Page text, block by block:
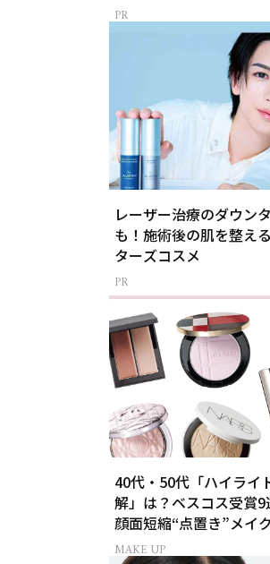
レーザー治療のダウン
も！施術後の肌を整え
ターズコスメ
40代・50代「ハイライ
解」は？ベスコス受賞9
顔面短縮“点置き”メイ
MAKE UP